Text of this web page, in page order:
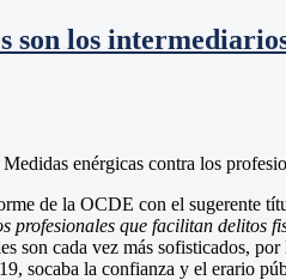
son los
enérgicas contra los
de la OCDE con el sugerente
profesionales que facilitan delitos
son cada vez más sofisticados,
socaba la confianza y el erario